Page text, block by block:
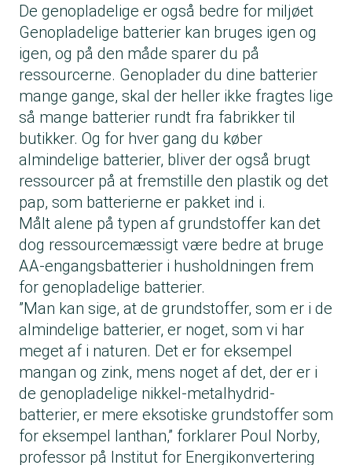
De genopladelige er også bedre for miljøet
Genopladelige batterier kan bruges igen og
igen, og på den måde sparer du på
ressourcerne. Genoplader du dine batterier
mange gange, skal der heller ikke fragtes lige
så mange batterier rundt fra fabrikker til
butikker. Og for hver gang du køber
almindelige batterier, bliver der også brugt
ressourcer på at fremstille den plastik og det
pap, som batterierne er pakket ind i.
Målt alene på typen af grundstoffer kan det
dog ressourcemæssigt være bedre at bruge
AA-engangsbatterier i husholdningen frem
for genopladelige batterier.
”Man kan sige, at de grundstoffer, som er i de
almindelige batterier, er noget, som vi har
meget af i naturen. Det er for eksempel
mangan og zink, mens noget af det, der er i
de genopladelige nikkel-metalhydrid-
batterier, er mere eksotiske grundstoffer som
for eksempel lanthan,” forklarer Poul Norby,
professor på Institut for Energikonvertering